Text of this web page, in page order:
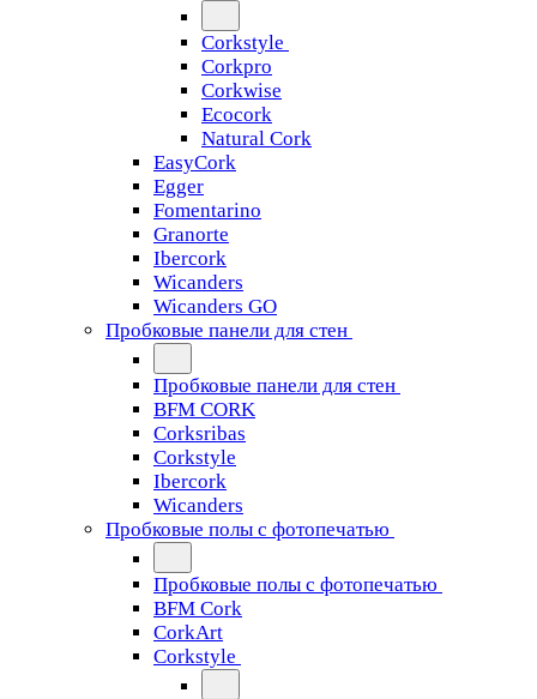
Corkstyle
Corkpro
Corkwise
Ecocork
Natural Cork
EasyCork
Egger
Fomentarino
Granorte
Ibercork
Wicanders
Wicanders GO
Пробковые панели для стен
Пробковые панели для стен
BFM CORK
Corksribas
Corkstyle
Ibercork
Wicanders
Пробковые полы с фотопечатью
Пробковые полы с фотопечатью
BFM Cork
CorkArt
Corkstyle